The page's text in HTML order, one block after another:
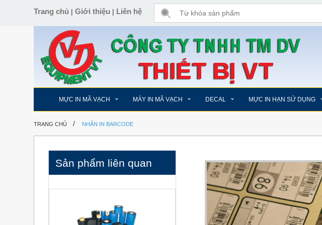
Trang chủ |Giới thiệu | Liên hệ
MỰC IN MÃ VẠCH MÁY IN MÃ VẠCH DECAL MỰC IN HẠN SỬ DỤNG
TRANG CHỦ / NHÃN IN BARCODE
Sản phẩm liên quan